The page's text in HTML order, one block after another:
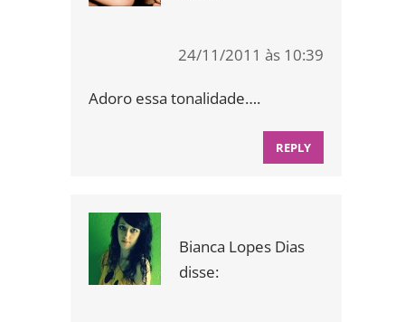
24/11/2011 às 10:39
Adoro essa tonalidade….
REPLY
Bianca Lopes Dias
disse: